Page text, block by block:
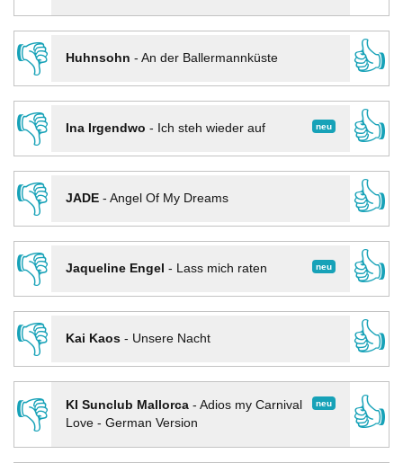
👎
Huhnsohn - An der Ballermannküste
👍
👎
neu
Ina Irgendwo - Ich steh wieder auf
👍
👎
JADE- Angel Of My Dreams
👍
👎
neu
Jaqueline Engel - Lass mich raten
👍
👎
Kai Kaos- Unsere Nacht
👍
👎
neu
KI Sunclub Mallorca- Adios my Carnival
Love - German Version
👍